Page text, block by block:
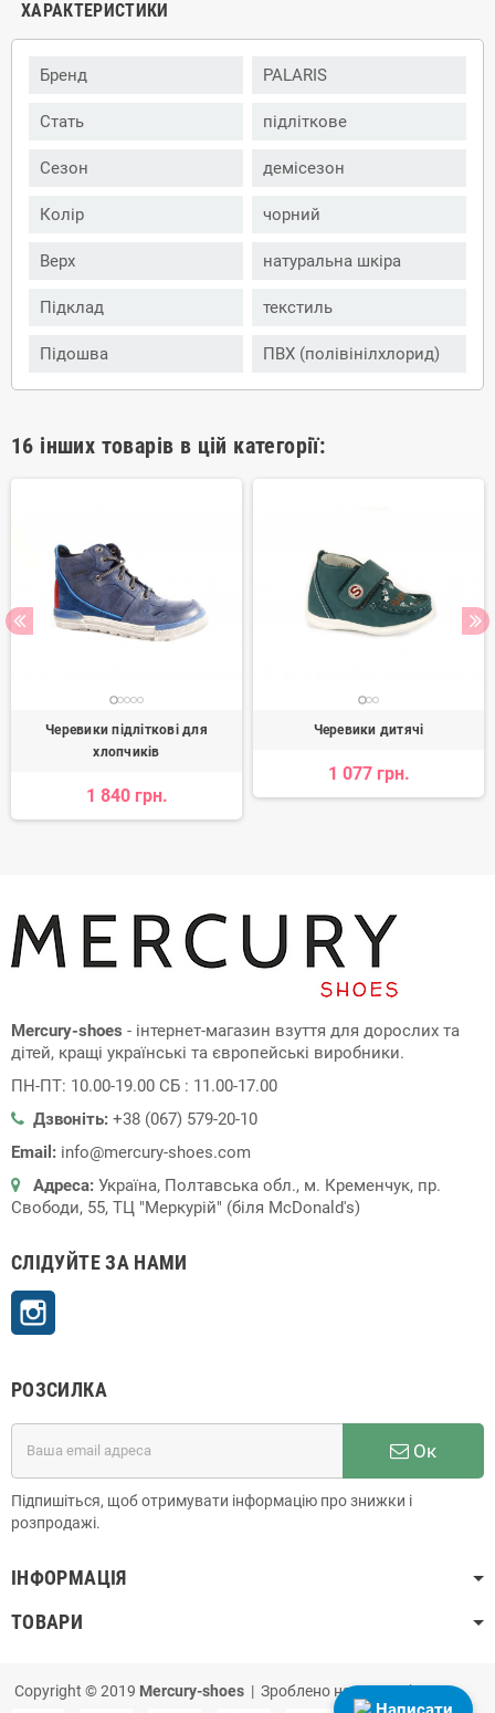
ХАРАКТЕРИСТИКИ
Бренд PALARIS
Стать підліткове
Сезон демісезон
Колір чорний
Верх натуральна шкіра
Підклад текстиль
Підошва ПВХ (полівінілхлорид)
16 інших товарів в цій категорії:
Черевики підліткові для
хлопчиків
1 840 грн.
Черевики дитячі
1 077 грн.
Mercury-shoes - інтернет-магазин взуття для дорослих та
дітей, кращі українські та європейські виробники.
ПН-ПТ: 10.00-19.00 СБ : 11.00-17.00
Дзвоніть: +38 (067) 579-20-10
Email: info@mercury-shoes.com
Адреса: Україна, Полтавська обл., м. Кременчук, пр.
Свободи, 55, ТЦ "Меркурій" (біля McDonald's)
СЛІДУЙТЕ ЗА НАМИ
РОЗСИЛКА
Ок
Підпишіться, щоб отримувати інформацію про знижки і
розпродажі.
ІНФОРМАЦІЯ
ТОВАРИ
Copyright © 2019 Mercury-shoes | Зроблено наPrestaShop